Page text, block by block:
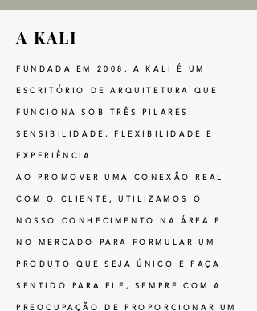
A KALI
FUNDADA EM 2008, A KALI É UM
ESCRITÓRIO DE ARQUITETURA QUE
FUNCIONA SOB TRÊS PILARES:
SENSIBILIDADE, FLEXIBILIDADE E
EXPERIÊNCIA.
AO PROMOVER UMA CONEXÃO REAL
COM O CLIENTE, UTILIZAMOS O
NOSSO CONHECIMENTO NA ÁREA E
NO MERCADO PARA FORMULAR UM
PRODUTO QUE SEJA ÚNICO E FAÇA
SENTIDO PARA ELE, SEMPRE COM A
PREOCUPAÇÃO DE PROPORCIONAR UM